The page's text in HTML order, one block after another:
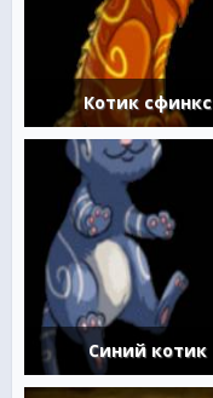
Котик сфинкс
Синий котик